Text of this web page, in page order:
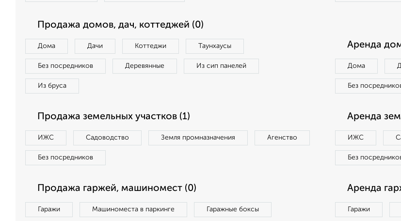
Продажа домов, дач, коттеджей (0)
Дома Дачи Коттеджи Таунхаусы
Без посредников Деревянные Из сип панелей
Из бруса
Аренда
Дома
Без
Продажа земельных участков (1)
ИЖС Садоводство Земля промназначения Агенство
Без посредников
Аренда
ИЖС
Без
Продажа гаржей, машиномест (0)
Гаражи Машиноместа в паркинге Гаражные боксы
Аренда
Гаражи